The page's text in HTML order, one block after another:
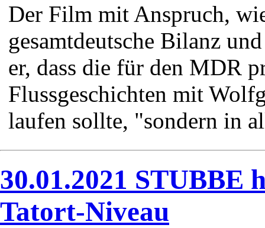
Der Film mit Anspruch,
gesamtdeutsche Bilanz
er, dass die für den MDR
Flussgeschichten mit
laufen sollte, "sondern in
30.01.2021 STUBBE
Tatort-Niveau